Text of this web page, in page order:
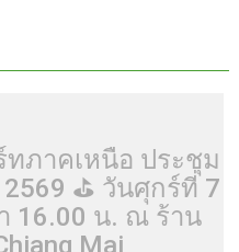
ภาคเหนือ ประชุม
⛳️ วันศุกร์ที่ 7
16.00 น. ณ ร้าน
Mai